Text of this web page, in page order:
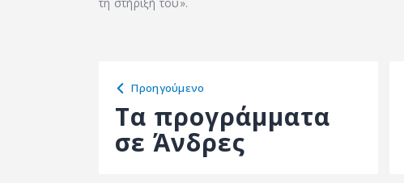
Προηγούμενο
Τα προγράμματα
σε Άνδρες